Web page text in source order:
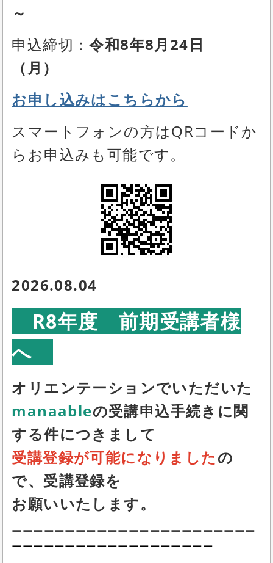
～
申込締切：令和8年8月24日
（月）
お申し込みはこちらから
スマートフォンの方はQRコードか
らお申込みも可能です。
2026.08.04
R8年度 前期受講者様
へ
オリエンテーションでいただいた
manaableの受講申込手続きに関
する件につきまして
受講登録が可能になりましたの
で、受講登録を
お願いいたします。
ーーーーーーーーーーーーーーーーーーーーーーー
ーーーーーーーーーーーーーーーーーーー